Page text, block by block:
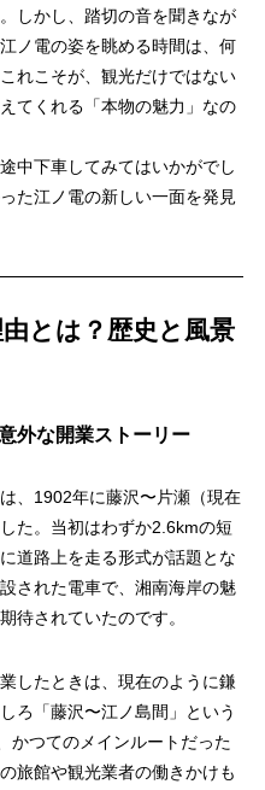
しかし、踏切の音を聞きなが
ノ電の姿を眺める時間は、何
れこそが、観光だけではない
てくれる「本物の魅力」なの
中下車してみてはいかがでし
た江ノ電の新しい一面を発見
とは？歴史と風景
外な開業ストーリー
、1902年に藤沢〜片瀬（現在
た。当初はわずか2.6kmの短
道路上を走る形式が話題とな
された電車で、湘南海岸の魅
待されていたのです。
したときは、現在のように鎌
ろ「藤沢〜江ノ島間」という
かつてのメインルートだった
旅館や観光業者の働きかけも